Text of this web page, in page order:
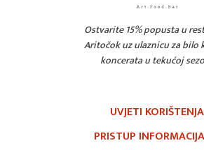
Ostvarite 15% popusta u
Aritočok uz ulaznicu za bilo
koncerata u tekućoj
UVJETI KORIŠTENJA
PRISTUP